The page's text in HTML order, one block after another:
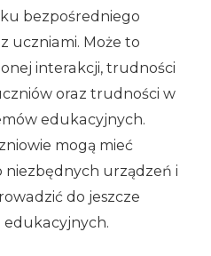
bezpośredniego
uczniami. Może to
interakcji, trudności
oraz trudności w
edukacyjnych.
mogą mieć
niezbędnych urządzeń i
do jeszcze
edukacyjnych.